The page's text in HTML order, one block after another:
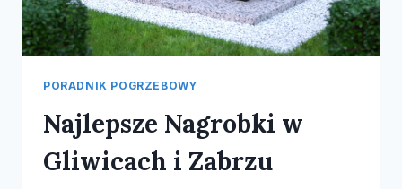
PORADNIK POGRZEBOWY
Najlepsze Nagrobki w
Gliwicach i Zabrzu